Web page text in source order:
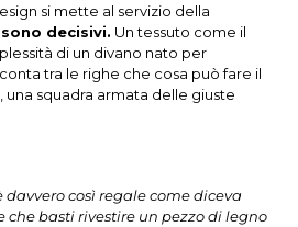
si mette al servizio della
decisivi. Un tessuto come il
di un divano nato per
tra le righe che cosa può fare il
una squadra armata delle giuste
davvero così regale come diceva
che basti rivestire un pezzo di legno